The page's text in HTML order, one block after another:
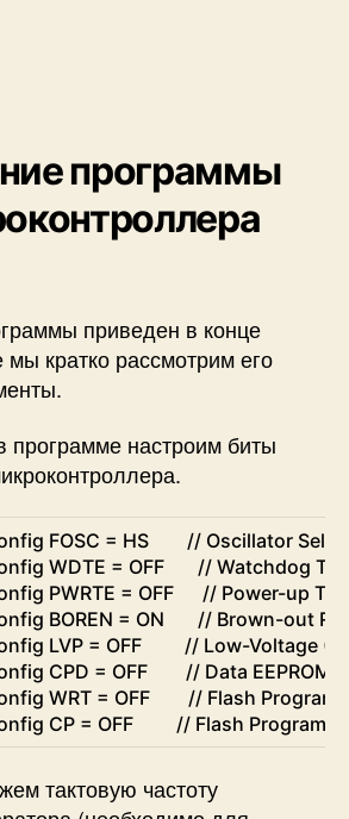
программы
приведен в конце
мы кратко рассмотрим его
настроим биты
C
FOSC = HS        // Oscillator
WDTE = OFF       // Watchdog
PWRTE = OFF      // Power-up
BOREN = ON       // Brown-out
LVP = OFF         // Low-
CPD = OFF        // Data
WRT = OFF        // Flash
CP = OFF         // Flash
тактовую частоту